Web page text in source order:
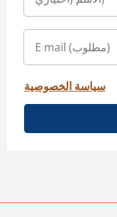
سياسة الخصوصية